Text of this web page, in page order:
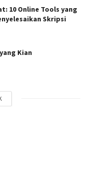
10 Online Tools yang
Skripsi
Kian